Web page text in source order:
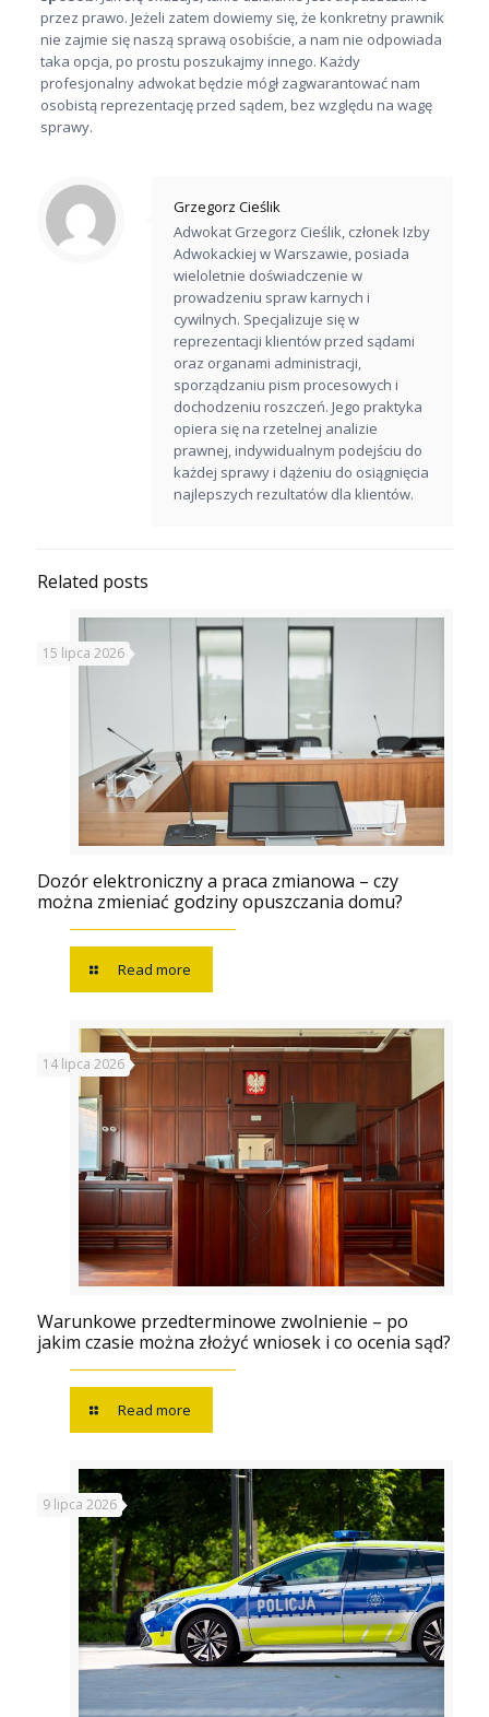
przez prawo. Jeżeli zatem dowiemy się, że konkretny prawnik
nie zajmie się naszą sprawą osobiście, a nam nie odpowiada
taka opcja, po prostu poszukajmy innego. Każdy
profesjonalny adwokat będzie mógł zagwarantować nam
osobistą reprezentację przed sądem, bez względu na wagę
sprawy.
Grzegorz Cieślik
Adwokat Grzegorz Cieślik, członek Izby
Adwokackiej w Warszawie, posiada
wieloletnie doświadczenie w
prowadzeniu spraw karnych i
cywilnych. Specjalizuje się w
reprezentacji klientów przed sądami
oraz organami administracji,
sporządzaniu pism procesowych i
dochodzeniu roszczeń. Jego praktyka
opiera się na rzetelnej analizie
prawnej, indywidualnym podejściu do
każdej sprawy i dążeniu do osiągnięcia
najlepszych rezultatów dla klientów.
Related posts
15 lipca 2026
Dozór elektroniczny a praca zmianowa – czy
można zmieniać godziny opuszczania domu?
Read more
14 lipca 2026
Warunkowe przedterminowe zwolnienie – po
jakim czasie można złożyć wniosek i co ocenia sąd?
Read more
9 lipca 2026